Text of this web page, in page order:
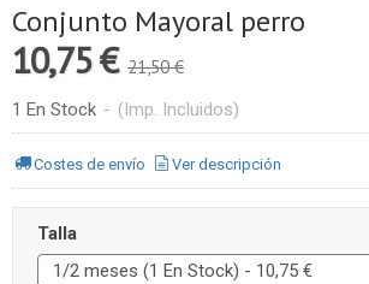
Conjunto Mayoral perro
10,75 € 21,50 €
1 En Stock - (Imp. Incluidos)
Costes de envío Ver descripción
Talla